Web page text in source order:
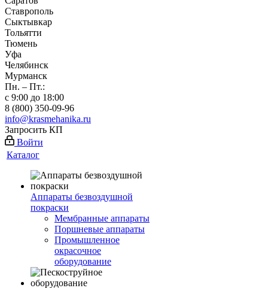
Ставрополь
Сыктывкар
Тольятти
Тюмень
Уфа
Челябинск
Мурманск
Пн. – Пт.:
с 9:00 до 18:00
8 (800) 350-09-96
info@krasmehanika.ru
Запросить КП
Войти
Каталог
Аппараты безвоздушной
покраски
Мембранные аппараты
Поршневые аппараты
Промышленное
окрасочное
оборудование